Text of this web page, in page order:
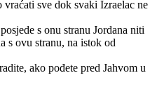
sve dok svaki Izraelac ne
s onu stranu Jordana niti
s ovu stranu, na istok od
ako pođete pred Jahvom u